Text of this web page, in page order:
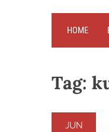
HOME
Tag:
JUN